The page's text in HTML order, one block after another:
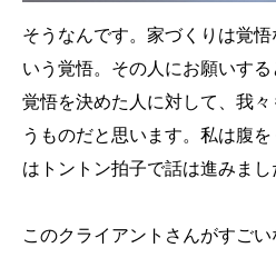
そうなんです。家づくりは覚
いう覚悟。その人にお願いす
覚悟を決めた人に対して、我
うものだと思います。私は腹
はトントン拍子で話は進みまし
このクライアントさんがすご